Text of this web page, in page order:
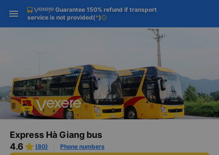
Download Vexere app!
Get exclusive member benefits
Get the FREE app
-30k/seat flight booking only on
Vexere app
Guarantee 150% refund if transport
service is not provided(*)info
Express Hà Giang bus
4.6
(80) Phone numbers